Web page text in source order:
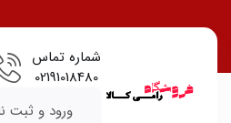
شماره تماس
02191018480
ورود و ثبت